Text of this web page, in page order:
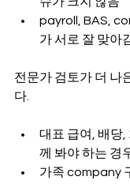
payroll, BAS,
가 서로 잘 맞아
전문가 검토가 더 나
다.
대표 급여, 배당
께 봐야 하는 경
가족 company